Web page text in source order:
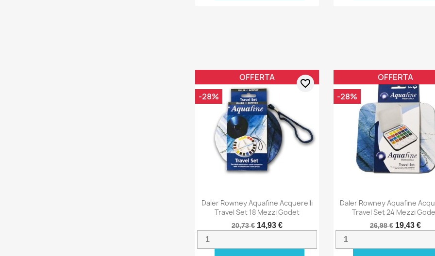
Daler Rowney Aquafine Acquerelli
Travel Set 18 Mezzi Godet
20,73 € 14,93 €
OFFERTA
-28%
favorite_border
Daler Rowney Aquafine
Travel Set 24 Mezzi
26,98 € 19,43 €
OFFERTA
-28%